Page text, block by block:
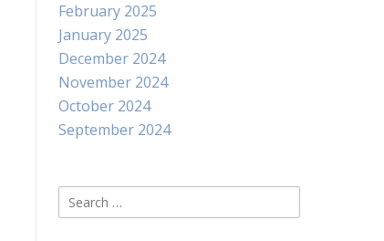
February 2025
January 2025
December 2024
November 2024
October 2024
September 2024
Search
for: